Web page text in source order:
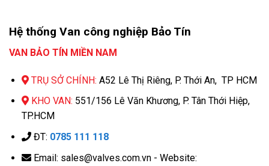
Hệ thống Van công nghiệp Bảo Tín
VAN BẢO TÍN MIỀN NAM
TRỤ SỞ CHÍNH: A52 Lê Thị Riêng, P. Thới An, TP HCM
KHO VAN: 551/156 Lê Văn Khương, P. Tân Thới Hiệp,
TP.HCM
ĐT: 0785 111 118
Email: sales@valves.com.vn - Website: